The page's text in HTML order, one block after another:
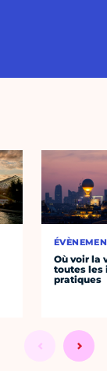
Où voir la
toutes les
pratiques